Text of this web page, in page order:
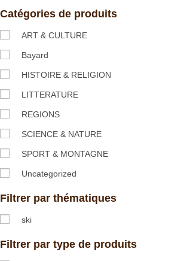
Catégories de produits
ART & CULTURE
Bayard
HISTOIRE & RELIGION
LITTERATURE
REGIONS
SCIENCE & NATURE
SPORT & MONTAGNE
Uncategorized
Filtrer par thématiques
ski
Filtrer par type de produits